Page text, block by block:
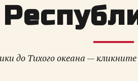
до Тихого океана —